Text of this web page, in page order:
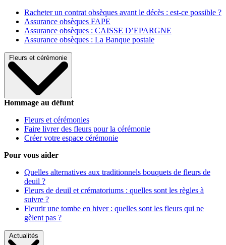
Racheter un contrat obsèques avant le décès : est-ce possible ?
Assurance obsèques FAPE
Assurance obsèques : CAISSE D’EPARGNE
Assurance obsèques : La Banque postale
Fleurs et cérémonie
Hommage au défunt
Fleurs et cérémonies
Faire livrer des fleurs pour la cérémonie
Créer votre espace cérémonie
Pour vous aider
Quelles alternatives aux traditionnels bouquets de fleurs de
deuil ?
Fleurs de deuil et crématoriums : quelles sont les règles à
suivre ?
Fleurir une tombe en hiver : quelles sont les fleurs qui ne
gèlent pas ?
Actualités